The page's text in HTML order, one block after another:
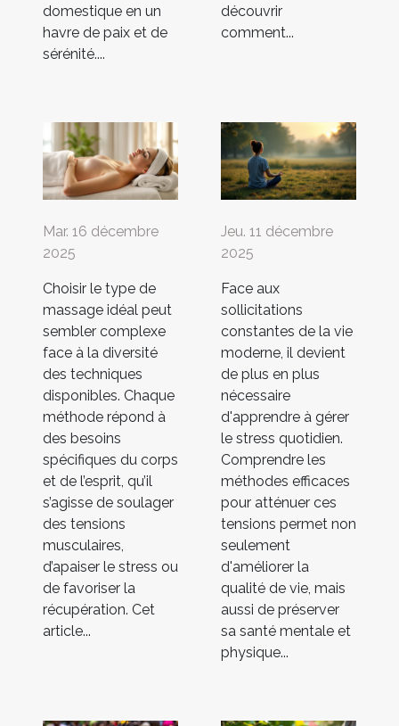
domestique en un
havre de paix et de
sérénité....
découvrir
comment...
Mar. 16 décembre
2025
Choisir le type de
massage idéal peut
sembler complexe
face à la diversité
des techniques
disponibles. Chaque
méthode répond à
des besoins
spécifiques du corps
et de l’esprit, qu’il
s’agisse de soulager
des tensions
musculaires,
d’apaiser le stress ou
de favoriser la
récupération. Cet
article...
Jeu. 11 décembre
2025
Face aux
sollicitations
constantes de la vie
moderne, il devient
de plus en plus
nécessaire
d'apprendre à gérer
le stress quotidien.
Comprendre les
méthodes efficaces
pour atténuer ces
tensions permet non
seulement
d'améliorer la
qualité de vie, mais
aussi de préserver
sa santé mentale et
physique...